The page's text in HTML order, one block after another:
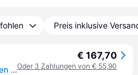
Preis inklusive
Graco Buggy & Sportwagen Myavo bis 22 kg belastbar
€ 167,70
Oder 3 Zahlungen von € 55,90